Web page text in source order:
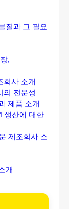
질과 그 필요
,
회사 소개
의 전문성
제품 소개
생산에 대한
제조회사 소
개